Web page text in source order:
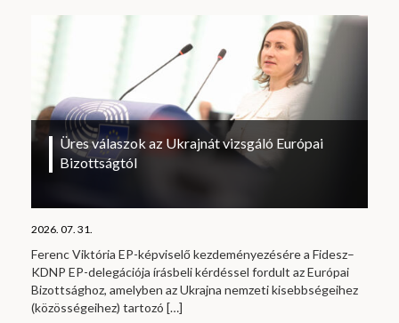
Üres válaszok az Ukrajnát vizsgáló Európai
Bizottságtól
2026. 07. 31.
Ferenc Viktória EP-képviselő kezdeményezésére a Fidesz–
KDNP EP-delegációja írásbeli kérdéssel fordult az Európai
Bizottsághoz, amelyben az Ukrajna nemzeti kisebbségeihez
(közösségeihez) tartozó […]